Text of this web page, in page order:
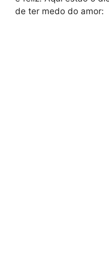
de ter medo do amor: